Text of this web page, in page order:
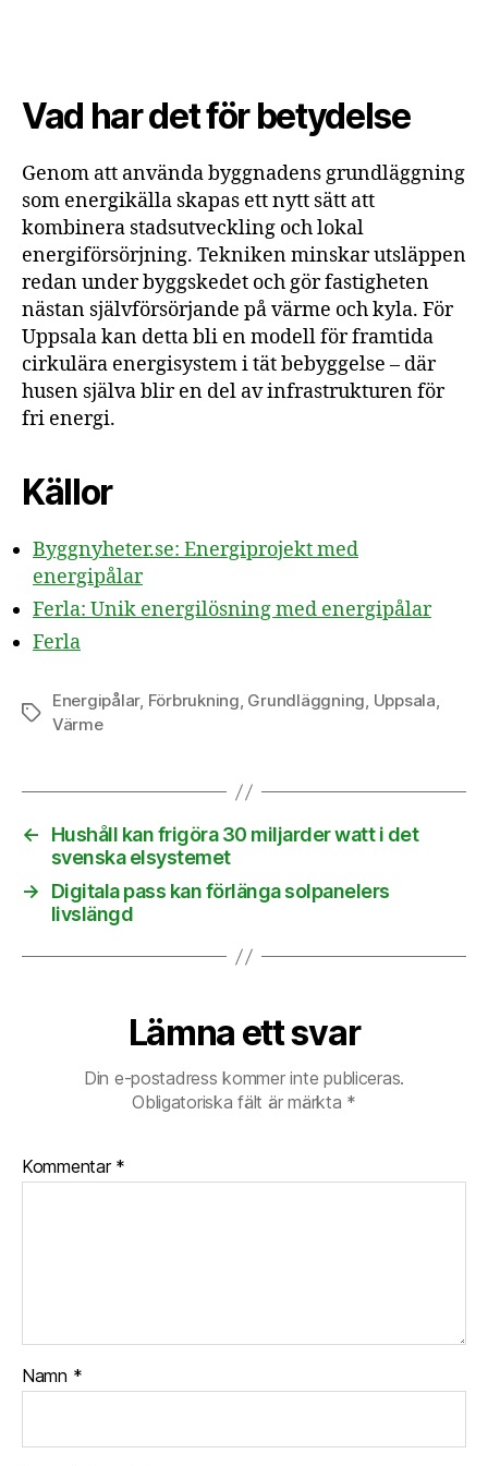
Vad har det för betydelse
Genom att använda byggnadens grundläggning
som energikälla skapas ett nytt sätt att
kombinera stadsutveckling och lokal
energiförsörjning. Tekniken minskar utsläppen
redan under byggskedet och gör fastigheten
nästan självförsörjande på värme och kyla. För
Uppsala kan detta bli en modell för framtida
cirkulära energisystem i tät bebyggelse – där
husen själva blir en del av infrastrukturen för
fri energi.
Källor
Byggnyheter.se: Energiprojekt med
energipålar
Ferla: Unik energilösning med energipålar
Ferla
Etiketter
Energipålar, Förbrukning, Grundläggning, Uppsala,
Värme
←
Hushåll kan frigöra 30 miljarder watt i det
svenska elsystemet
→
Digitala pass kan förlänga solpanelers
livslängd
Lämna ett svar
Din e-postadress kommer inte publiceras.
Obligatoriska fält är märkta *
Kommentar *
Namn *